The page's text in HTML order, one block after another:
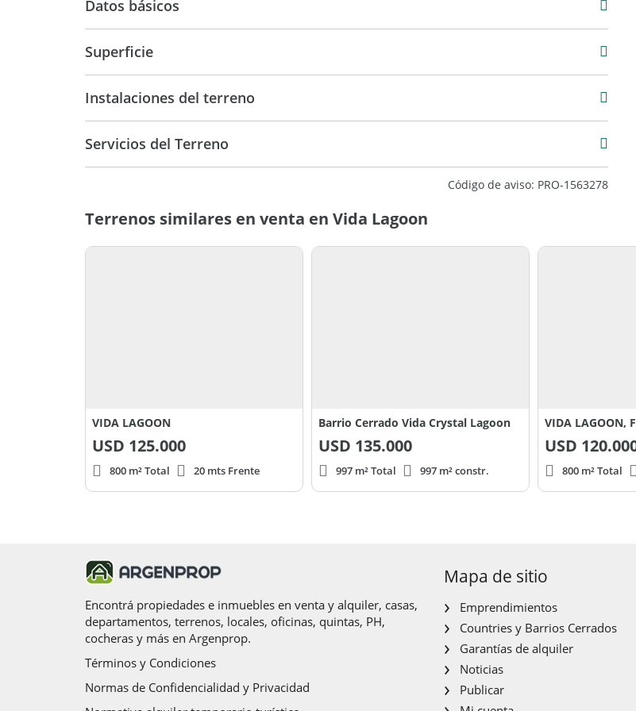
Datos básicos
Superficie
Instalaciones del terreno
Servicios del Terreno
Código de aviso: PRO-1563278
Terrenos similares en venta en Vida Lagoon
VIDA LAGOON
USD 125.000
800 m² Total 20 mts Frente
Barrio Cerrado Vida Crystal Lagoon
USD 135.000
997 m² Total 997 m² constr.
VIDA LAGOON,
USD
800 m² Total
Encontrá propiedades e inmuebles en venta y alquiler, casas,
departamentos, terrenos, locales, oficinas, quintas, PH,
cocheras y más en Argenprop.
Términos y Condiciones
Normas de Confidencialidad y Privacidad
Mapa de sitio
Emprendimientos
Countries y Barrios Cerrados
Garantías de alquiler
Noticias
Publicar